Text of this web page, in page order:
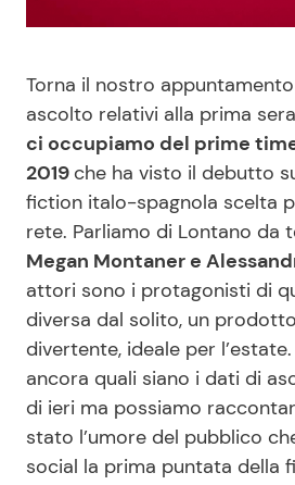
Moda e Style
Mondo Mamma
News benessere
Salute
Viaggi e Turismo
Festività
Le
Seguici
Torna il nostro
ascolto relativi alla prima
ci occupiamo del prime
2019 che ha visto il debutto
fiction italo-spagnola scelta
rete. Parliamo di Lontano da
Megan Montaner e
attori sono i protagonisti di
diversa dal solito, un
divertente, ideale per
ancora quali siano i dati di
di ieri ma possiamo
stato l’umore del pubblico
social la prima puntata della